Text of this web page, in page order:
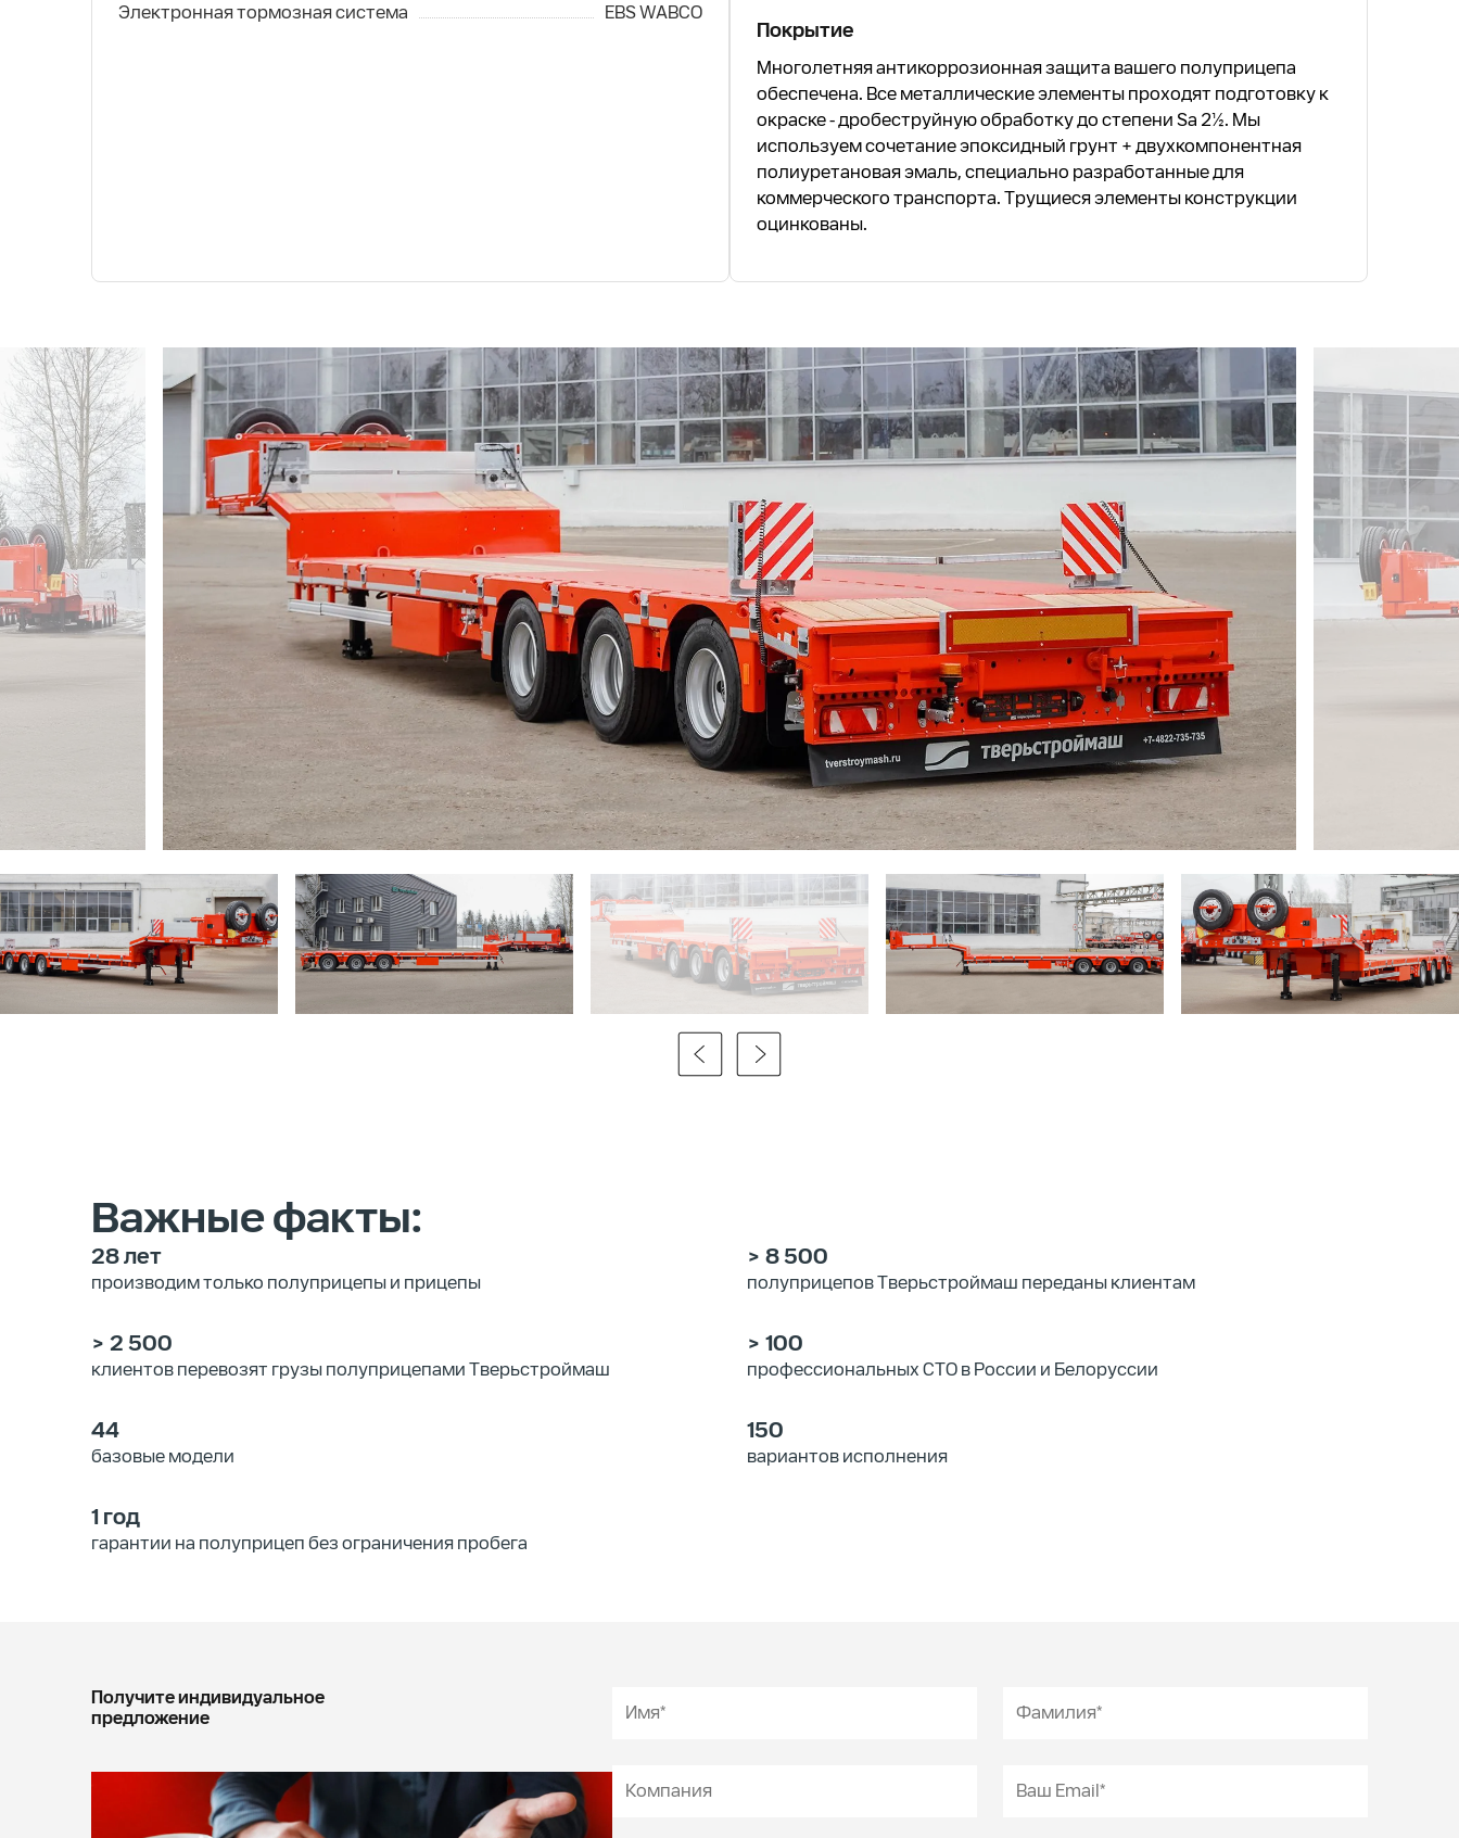
Электронная тормозная система
EBS WABCO
Покрытие
Многолетняя антикоррозионная защита вашего полуприцепа
обеспечена. Все металлические элементы проходят подготовку к
окраске - дробеструйную обработку до степени Sa 2½. Мы
используем сочетание эпоксидный грунт + двухкомпонентная
полиуретановая эмаль, специально разработанные для
коммерческого транспорта. Трущиеся элементы конструкции
оцинкованы.
Важные факты:
28 лет
производим только полуприцепы и прицепы
> 8 500
полуприцепов Тверьстроймаш переданы клиентам
> 2 500
клиентов перевозят грузы полуприцепами Тверьстроймаш
> 100
профессиональных СТО в России и Белоруссии
44
базовые модели
150
вариантов исполнения
1 год
гарантии на полуприцеп без ограничения пробега
Получите индивидуальное
предложение